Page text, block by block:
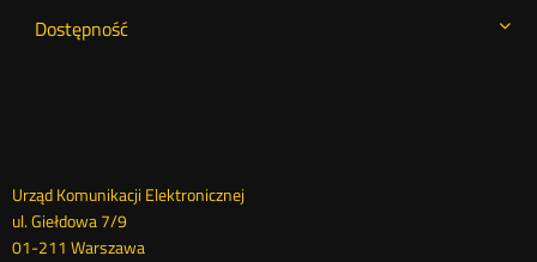
Dostępność
Dane
Urząd Komunikacji Elektronicznej
ul. Giełdowa 7/9
01-211 Warszawa